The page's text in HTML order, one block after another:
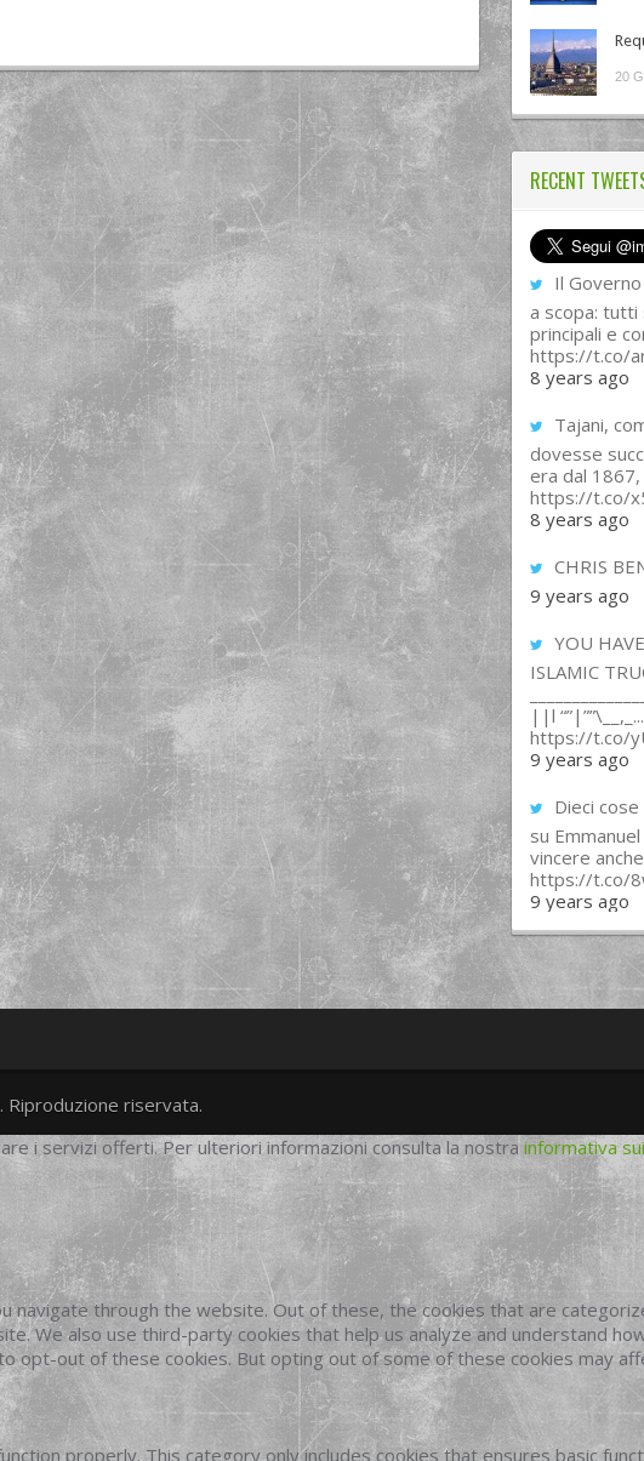
20
RECENT
Il
a scopa: tutti
principali e
https://t.co/
8 years ago
Tajani,
dovesse
era dal 1867,
https://t.co/
8 years ago
CHRIS
9 years ago
YOU
ISLAMIC
||l “”|””\__,_...
https://t.co/
9 years ago
Dieci
su
vincere
https://t.co/
9 years ago
twittergoogleplus
facebook
riservata.
i servizi offerti. Per ulteriori informazioni consulta la nostra informativa
navigate through the website. Out of these, the cookies that are
We also use third-party cookies that help us analyze and understand
opt-out of these cookies. But opting out of some of these cookies may
properly. This category only includes cookies that ensures basic